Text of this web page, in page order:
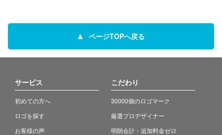
ページTOPへ戻る
サービス
初めての方へ
ロゴを探す
お客様の声
こだわり
30000個のロゴマーク
厳選プロデザイナー
明朗会計・追加料金ゼロ